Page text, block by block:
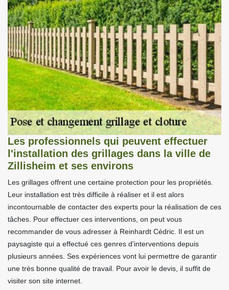
Les professionnels qui peuvent effectuer
l'installation des grillages dans la ville de
Zillisheim et ses environs
Les grillages offrent une certaine protection pour les propriétés.
Leur installation est très difficile à réaliser et il est alors
incontournable de contacter des experts pour la réalisation de ces
tâches. Pour effectuer ces interventions, on peut vous
recommander de vous adresser à Reinhardt Cédric. Il est un
paysagiste qui a effectué ces genres d'interventions depuis
plusieurs années. Ses expériences vont lui permettre de garantir
une très bonne qualité de travail. Pour avoir le devis, il suffit de
visiter son site internet.